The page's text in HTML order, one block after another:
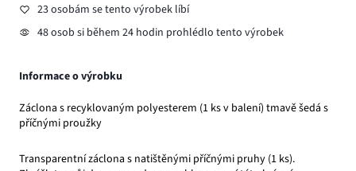
23 osobám se tento výrobek líbí
48 osob si během 24 hodin prohlédlo tento výrobek
Informace o výrobku
Záclona s recyklovaným polyesterem (1 ks v balení) tmavě šedá s
příčnými proužky
Transparentní záclona s natištěnými příčnými pruhy (1 ks).